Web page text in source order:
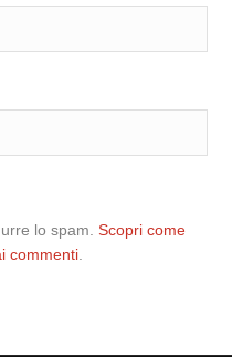
lo spam.Scopri come
commenti